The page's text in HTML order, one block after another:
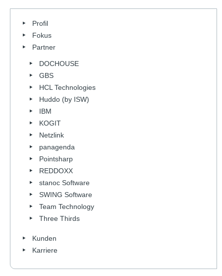
Profil
Fokus
Partner
DOCHOUSE
GBS
HCL Technologies
Huddo (by ISW)
IBM
KOGIT
Netzlink
panagenda
Pointsharp
REDDOXX
stanoc Software
SWING Software
Team Technology
Three Thirds
Kunden
Karriere